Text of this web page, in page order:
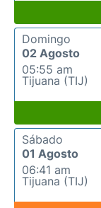
Domingo
02 Agosto
05:55 am
Tijuana (TIJ)
Sábado
01 Agosto
06:41 am
Tijuana (TIJ)